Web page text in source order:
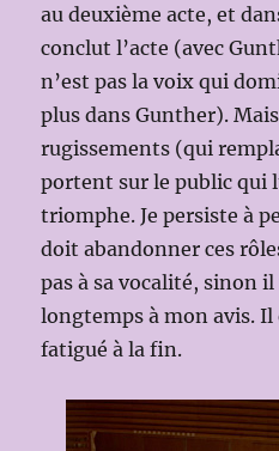
au deuxième acte, et
conclut l’acte (avec
n’est pas la voix qui
plus dans Gunther).
rugissements (qui
portent sur le public qui
triomphe. Je persiste à
doit abandonner ces
pas à sa vocalité, sinon
longtemps à mon avis.
fatigué à la fin.